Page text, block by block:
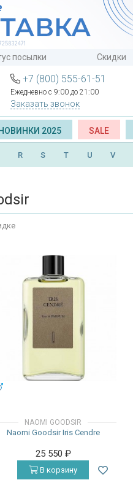
посылки Скидки
+7 (800) 555-61-51
Ежедневно с 9:00 до 21:00
Заказать звонок
НОВИНКИ 2025 SALE
R S T U V
NAOMI GOODSIR
Naomi Goodsir Iris Cendre
25 550 ₽
В корзину